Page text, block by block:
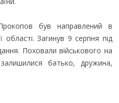
був направлений в
області. Загинув 9 серпня під
Поховали військового на
батько, дружина,